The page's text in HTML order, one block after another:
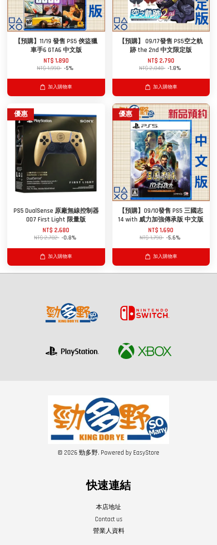
【預購】11/19 發售 PS5 俠盜獵
車手6 GTA6 中文版
NT$ 1,890
NT$ 1,990 -5%
加入購物車
【預購】 09/17發售 PS5空之軌
跡 the 2nd 中文限定版
NT$ 2,790
NT$ 2,840 -1.8%
加入購物車
優惠
PS5 DualSense 原廠無線控制器
007 First Light 限量版
NT$ 2,680
NT$ 2,702 -0.8%
加入購物車
優惠
【預購】09/10發售 PS5 三國志
14 with 威力加強傳承版 中文版
NT$ 1,690
NT$ 1,790 -5.6%
加入購物車
© 2026 勁多野. Powered by EasyStore
快速連結
本店地址
Contact us
營業人資料